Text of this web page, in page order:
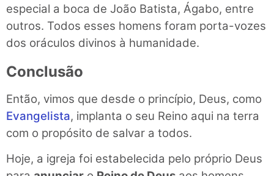
especial a boca de João Batista, Ágabo, entre
outros. Todos esses homens foram porta-vozes
dos oráculos divinos à humanidade.
Conclusão
Então, vimos que desde o princípio, Deus, como
Evangelista, implanta o seu Reino aqui na terra
com o propósito de salvar a todos.
Hoje, a igreja foi estabelecida pelo próprio Deus